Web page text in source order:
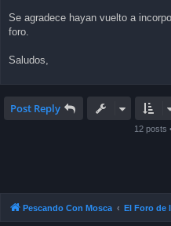
t
Se agradece hayan vuelto a
foro.
Saludos,
Post Reply
12 posts
Pescando Con Mosca El Foro de